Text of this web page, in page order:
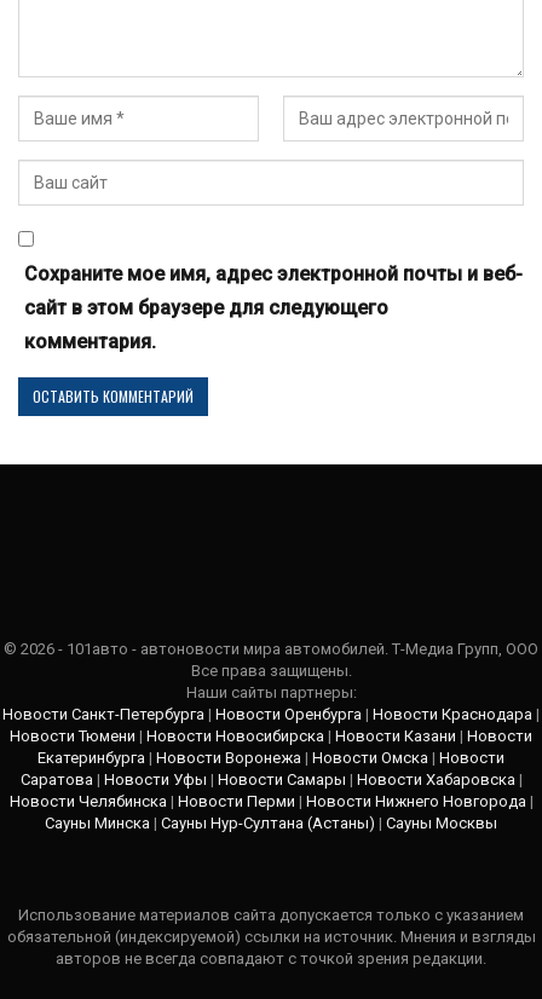
Сохраните мое имя, адрес электронной почты и веб-
сайт в этом браузере для следующего
комментария.
© 2026 - 101авто - автоновости мира автомобилей. Т-Медиа Групп, ООО
Все права защищены.
Наши сайты партнеры:
Новости Санкт-Петербурга | Новости Оренбурга | Новости Краснодара |
Новости Тюмени | Новости Новосибирска | Новости Казани | Новости
Екатеринбурга | Новости Воронежа | Новости Омска | Новости
Саратова| Новости Уфы | Новости Самары | Новости Хабаровска|
Новости Челябинска| Новости Перми | Новости Нижнего Новгорода|
Сауны Минска | Сауны Нур-Султана (Астаны) | Сауны Москвы
Использование материалов сайта допускается только с указанием
обязательной (индексируемой) ссылки на источник. Мнения и взгляды
авторов не всегда совпадают с точкой зрения редакции.